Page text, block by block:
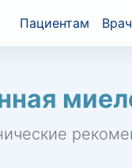
Пациентам